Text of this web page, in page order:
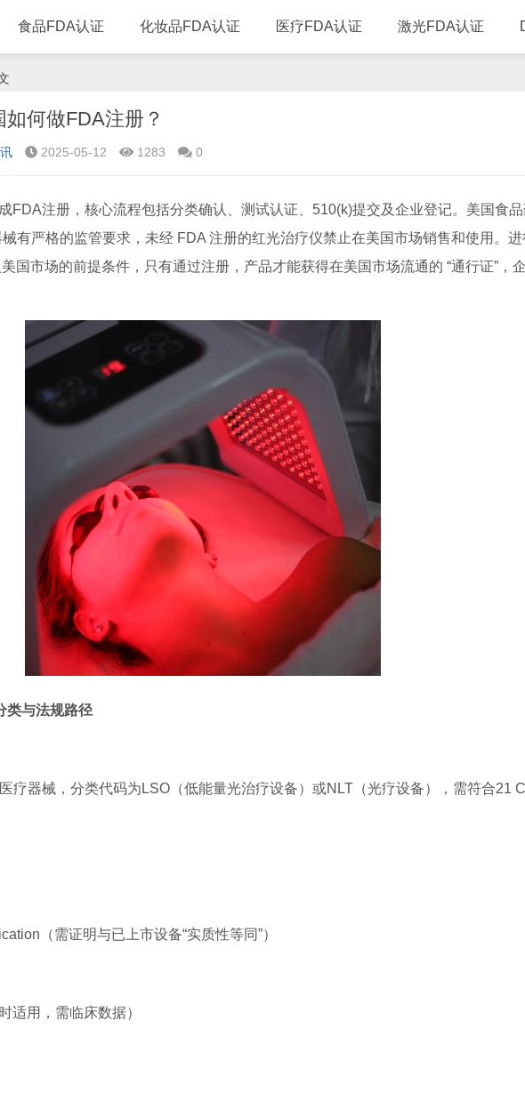
食品FDA认证 化妆品FDA认证 医疗FDA认证 激光FDA认证
何做FDA注册？
2025-05-12 1283 0
FDA注册，核心流程包括分类确认、测试认证、510(k)提交及企业登记。美国食
有严格的监管要求，未经 FDA 注册的红光治疗仪禁止在美国市场销售和使用。
国市场的前提条件，只有通过注册，产品才能获得在美国市场流通的 “通行证”，
类与法规路径
疗器械，分类代码为LSO（低能量光治疗设备）或NLT（光疗设备），需符合21
（需证明与已上市设备“实质性等同”）
适用，需临床数据）